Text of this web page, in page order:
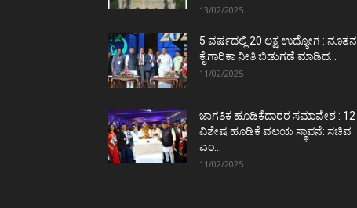
13/02/2025
5 ವರ್ಷದಲ್ಲಿ 20 ಲಕ್ಷ ಉದ್ಯೋಗ : ನೂತನ
ಕೈಗಾರಿಕಾ ನೀತಿ ಬಿಡುಗಡೆ ಮಾಡಿದ...
11/02/2025
ಜಾಗತಿಕ ಹೂಡಿಕೆದಾರರ ಸಮಾವೇಶ : 12
ವಿಶೇಷ ಹೂಡಿಕೆ ವಲಯ ಸ್ಥಾಪನೆ: ಸಚಿವ
ಎಂ...
11/02/2025